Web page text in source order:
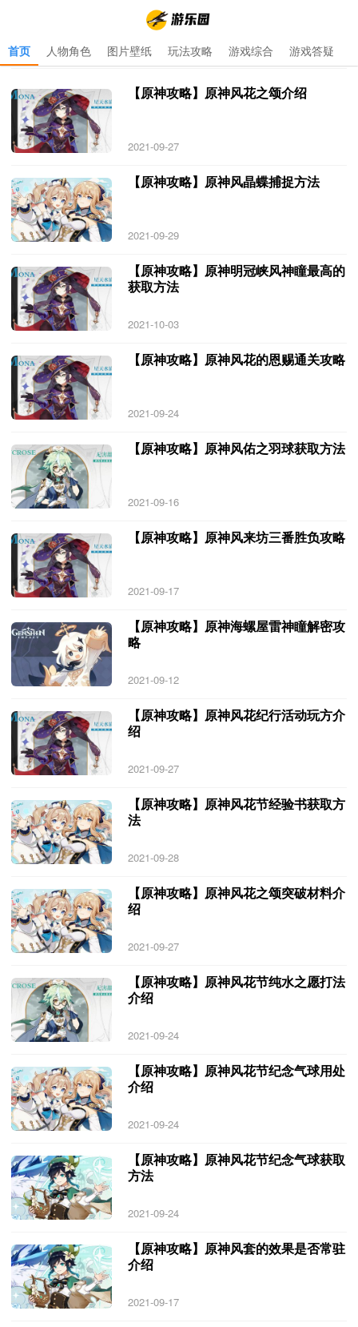
首页 人物角色 图片壁纸 玩法攻略 游戏综合 游戏答疑
首页 原神风神瞳 >原神风神瞳 专题 更新于 2021-10-03
【原神攻略】原神风花之颂介绍
2021-09-27
【原神攻略】原神风晶蝶捕捉方法
2021-09-29
【原神攻略】原神明冠峡风神瞳最高的
获取方法
2021-10-03
【原神攻略】原神风花的恩赐通关攻略
2021-09-24
【原神攻略】原神风佑之羽球获取方法
2021-09-16
【原神攻略】原神风来坊三番胜负攻略
2021-09-17
【原神攻略】原神海螺屋雷神瞳解密攻
略
2021-09-12
【原神攻略】原神风花纪行活动玩方介
绍
2021-09-27
【原神攻略】原神风花节经验书获取方
法
2021-09-28
【原神攻略】原神风花之颂突破材料介
绍
2021-09-27
【原神攻略】原神风花节纯水之愿打法
介绍
2021-09-24
【原神攻略】原神风花节纪念气球用处
介绍
2021-09-24
【原神攻略】原神风花节纪念气球获取
方法
2021-09-24
【原神攻略】原神风套的效果是否常驻
介绍
2021-09-17